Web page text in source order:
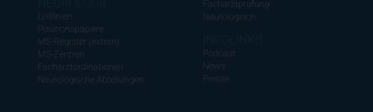
Leitlinien
Positionspapiere
MS-Register (extern)
MS-Zentren
Facharztordinationen
Neurologische Abteilungen
Facharztprüfung
Neurologisch
Podcast
News
Presse